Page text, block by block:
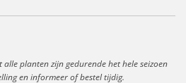
alle planten zijn gedurende het hele seizoen
en informeer of bestel tijdig.